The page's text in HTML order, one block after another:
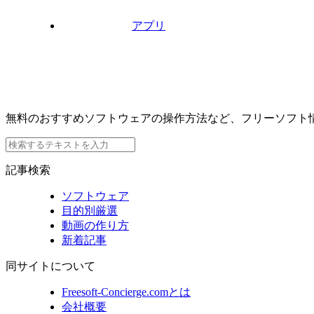
アプリ
無料のおすすめソフトウェアの操作方法など、フリーソフト
記事検索
ソフトウェア
目的別厳選
動画の作り方
新着記事
同サイトについて
Freesoft-Concierge.comとは
会社概要